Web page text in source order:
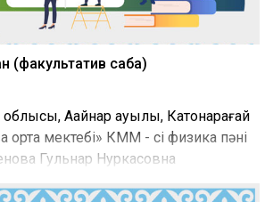
сабақ)
Аққайнар ауылы, Катонқарағай
орта мектебі» КММ - сі физика пәні
Гульнар Нуркасовна